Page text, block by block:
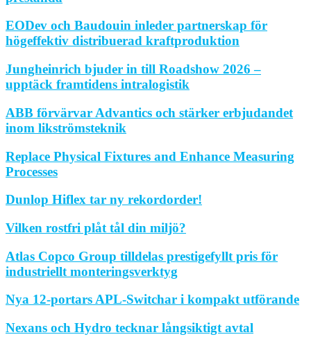
EODev och Baudouin inleder partnerskap för
högeffektiv distribuerad kraftproduktion
Jungheinrich bjuder in till Roadshow 2026 –
upptäck framtidens intralogistik
ABB förvärvar Advantics och stärker erbjudandet
inom likströmsteknik
Replace Physical Fixtures and Enhance Measuring
Processes
Dunlop Hiflex tar ny rekordorder!
Vilken rostfri plåt tål din miljö?
Atlas Copco Group tilldelas prestigefyllt pris för
industriellt monteringsverktyg
Nya 12-portars APL-Switchar i kompakt utförande
Nexans och Hydro tecknar långsiktigt avtal